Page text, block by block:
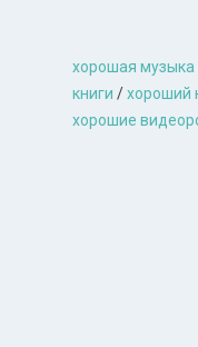
хорошая музыкa
книги /хороший
хорошие